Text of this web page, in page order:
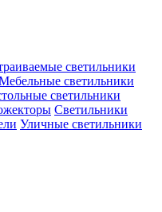
светильники
светильники
светильники
Светильники
Уличные светильники